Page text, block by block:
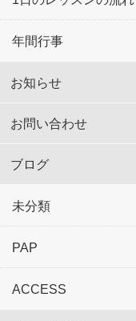
年間行事
お知らせ
お問い合わせ
ブログ
未分類
PAP
ACCESS